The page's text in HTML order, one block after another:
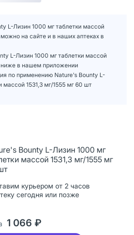
L-Лизин 1000 мг таблетки массой
на сайте и в наших аптеках в
L-Лизин 1000 мг таблетки массой
ниже в нашем приложении
по применению Nature's Bounty L-
массой 1531,3 мг/1555 мг 60 шт
Bounty L-Лизин 1000 мг
массой 1531,3 мг/1555 мг
курьером от 2 часов
сегодня или позже
1 066 ₽